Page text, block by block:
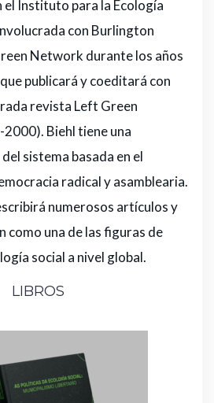
el Instituto para la Ecología
con Burlington
Network durante los años
publicará y coeditará con
revista Left Green
Biehl tiene una
sistema basada en el
radical y asamblearia.
numerosos artículos y
como una de las figuras de
social a nivel global.
LIBROS